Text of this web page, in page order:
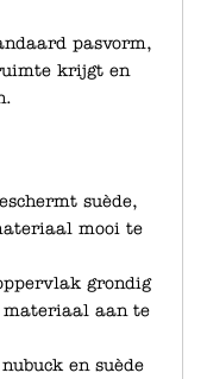
pasvorm,
krijgt en
suède,
mooi te
grondig
aan te
en suède